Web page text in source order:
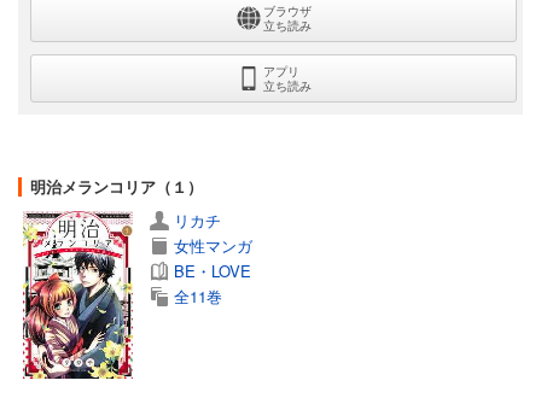
ブラウザ
立ち読み
アプリ
立ち読み
明治メランコリア（１）
リカチ
女性マンガ
BE・LOVE
全11巻